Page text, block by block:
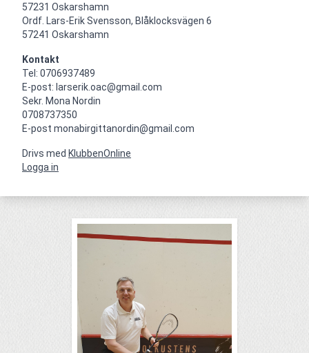
57231 Oskarshamn
Ordf. Lars-Erik Svensson, Blåklocksvägen 6
57241 Oskarshamn
Kontakt
Tel: 0706937489
E-post: larserik.oac@gmail.com
Sekr. Mona Nordin
0708737350
E-post monabirgittanordin@gmail.com
Drivs med KlubbenOnline
Logga in